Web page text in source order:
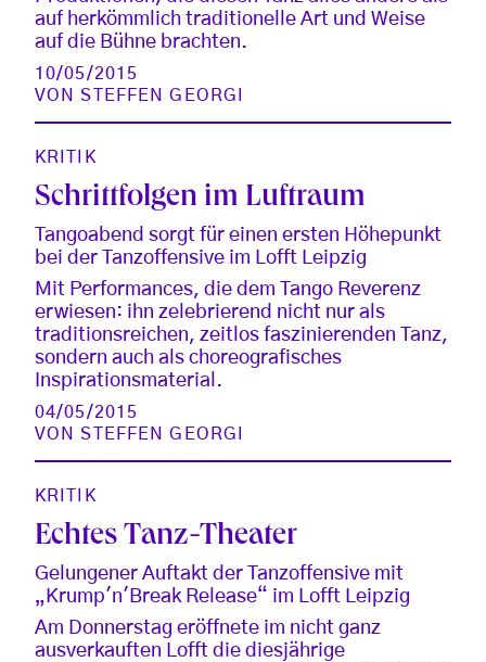
auf herkömmlich traditionelle Art und Weise
auf die Bühne brachten.
10/05/2015
VONSTEFFEN GEORGI
KRITIK
Schrittfolgen im Luftraum
Tangoabend sorgt für einen ersten Höhepunkt
bei der Tanzoffensive im Lofft Leipzig
Mit Performances, die dem Tango Reverenz
erwiesen: ihn zelebrierend nicht nur als
traditionsreichen, zeitlos faszinierenden Tanz,
sondern auch als choreografisches
Inspirationsmaterial.
04/05/2015
VONSTEFFEN GEORGI
KRITIK
Echtes Tanz-Theater
Gelungener Auftakt der Tanzoffensive mit
„Krump'n'Break Release“ im Lofft Leipzig
Am Donnerstag eröffnete im nicht ganz
ausverkauften Lofft die diesjährige